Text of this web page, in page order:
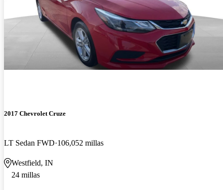
2017 Chevrolet Cruze
LT Sedan FWD 106,052 millas
Westfield, IN
24 millas